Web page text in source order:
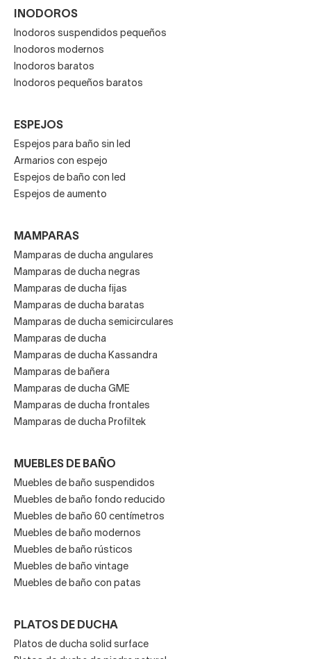
INODOROS
Inodoros suspendidos pequeños
Inodoros modernos
Inodoros baratos
Inodoros pequeños baratos
ESPEJOS
Espejos para baño sin led
Armarios con espejo
Espejos de baño con led
Espejos de aumento
MAMPARAS
Mamparas de ducha angulares
Mamparas de ducha negras
Mamparas de ducha fijas
Mamparas de ducha baratas
Mamparas de ducha semicirculares
Mamparas de ducha
Mamparas de ducha Kassandra
Mamparas de bañera
Mamparas de ducha GME
Mamparas de ducha frontales
Mamparas de ducha Profiltek
MUEBLES DE BAÑO
Muebles de baño suspendidos
Muebles de baño fondo reducido
Muebles de baño 60 centímetros
Muebles de baño modernos
Muebles de baño rústicos
Muebles de baño vintage
Muebles de baño con patas
PLATOS DE DUCHA
Platos de ducha solid surface